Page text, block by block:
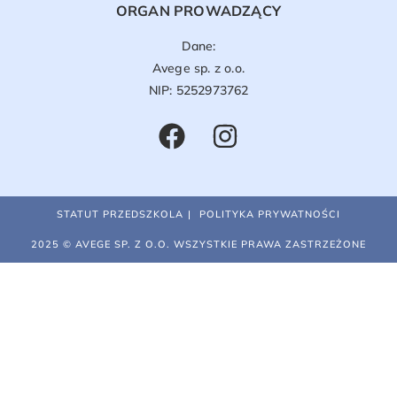
ORGAN PROWADZĄCY
Dane:
Avege sp. z o.o.
NIP: 5252973762
STATUT PRZEDSZKOLA POLITYKA PRYWATNOŚCI
2025 © AVEGE SP. Z O.O. WSZYSTKIE PRAWA ZASTRZEŻONE